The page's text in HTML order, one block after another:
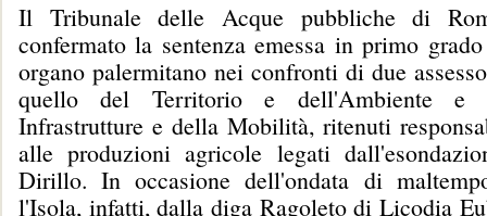
Il Tribunale delle Acque pubbliche di
confermato la sentenza emessa in primo
organo palermitano nei confronti di due
quello del Territorio e dell'Ambiente e
Infrastrutture e della Mobilità, ritenuti
alle produzioni agricole legati
Dirillo. In occasione dell'ondata di
l'Isola, infatti, dalla diga Ragoleto di Licodia